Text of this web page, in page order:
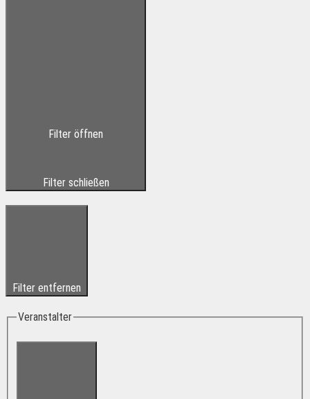
Filter öffnen
Filter schließen
Filter entfernen
Veranstalter